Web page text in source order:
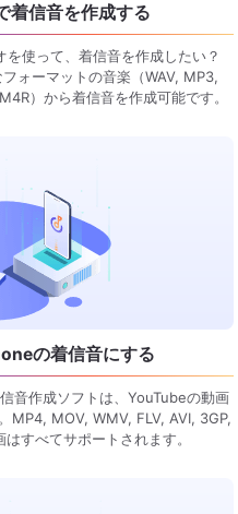
着信音を作成する
使って、着信音を作成したい？
ォーマットの音楽（WAV, MP3,
）から着信音を作成可能です。
の着信音にする
音作成ソフトは、YouTubeの動画
MP4, MOV, WMV, FLV, AVI, 3GP,
すべてサポートされます。